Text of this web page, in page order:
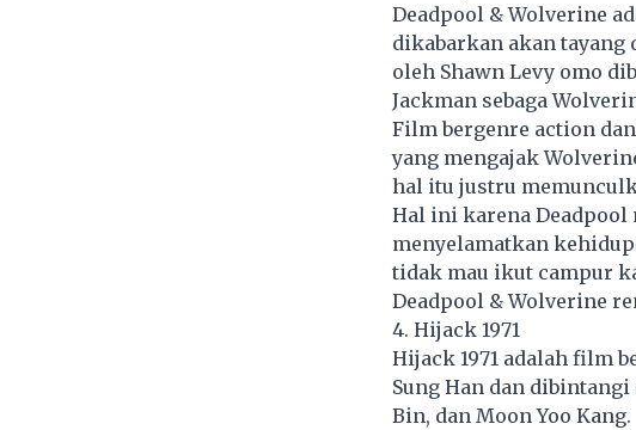
Deadpool & Wolverine
dikabarkan akan tayang
oleh Shawn Levy omo
Jackman sebaga
Film bergenre action
yang mengajak
hal itu justru
Hal ini karena
menyelamatkan
tidak mau ikut campur
Deadpool & Wolverine
4. Hijack 1971
Hijack 1971 adalah film
Sung Han dan dibintangi
Bin, dan Moon Yoo Kang.